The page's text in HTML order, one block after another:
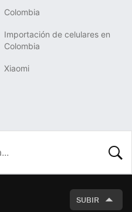
Colombia
Importación de celulares en
Colombia
Xiaomi
SUBIR